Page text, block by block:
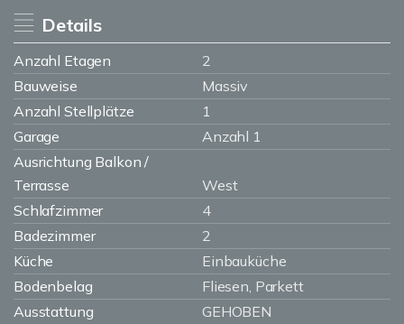
Details
Anzahl Etagen
2
Bauweise
Massiv
Anzahl Stellplätze
1
Garage
Anzahl 1
Ausrichtung Balkon /
Terrasse
West
Schlafzimmer
4
Badezimmer
2
Küche
Einbauküche
Bodenbelag
Fliesen, Parkett
Ausstattung
GEHOBEN